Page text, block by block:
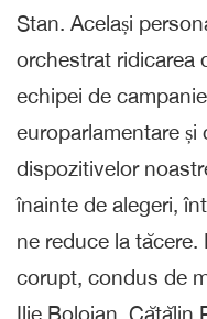
Stan. Același
orchestrat ridicarea
echipei de
europarlamentare
dispozitivelor
înainte de alegeri,
ne reduce la
corupt, condus de
Ilie Bolojan, Cătălin